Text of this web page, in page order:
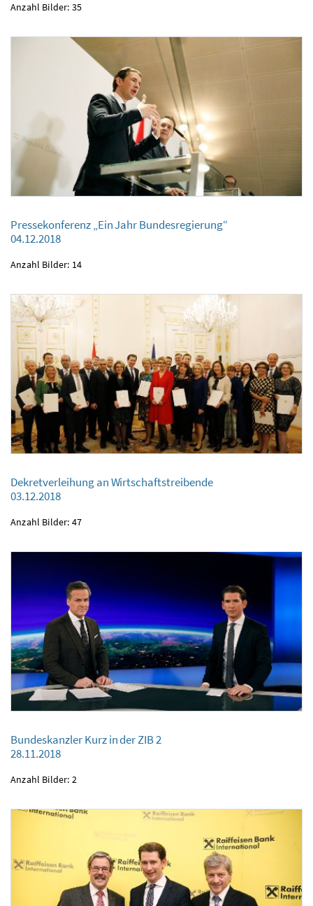
Anzahl Bilder: 35
Pressekonferenz „Ein Jahr Bundesregierung“
04.12.2018
Pressekonferenz „Ein Jahr Bundesregierung“
04.12.2018
Anzahl Bilder: 14
Dekretverleihung an Wirtschaftstreibende
Dekretverleihung an Wirtschaftstreibende
03.12.2018
Anzahl Bilder: 47
Bundeskanzler Kurz in der ZIB 2
28.11.2018
Bundeskanzler Kurz in der ZIB 2
28.11.2018
Anzahl Bilder: 2